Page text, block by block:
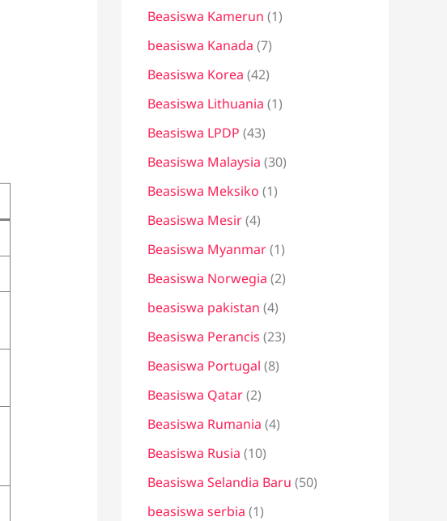
Beasiswa Kamerun (1)
beasiswa Kanada (7)
Beasiswa Korea (42)
Beasiswa Lithuania (1)
Beasiswa LPDP (43)
Beasiswa Malaysia (30)
Beasiswa Meksiko (1)
Beasiswa Mesir(4)
Beasiswa Myanmar(1)
Beasiswa Norwegia (2)
beasiswa pakistan (4)
Beasiswa Perancis (23)
Beasiswa Portugal (8)
Beasiswa Qatar(2)
Beasiswa Rumania (4)
Beasiswa Rusia (10)
Beasiswa Selandia Baru (50)
beasiswa serbia (1)